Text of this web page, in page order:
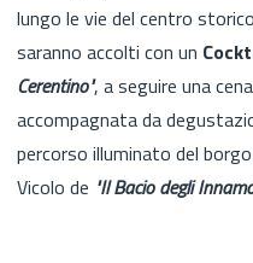
lungo le vie del centro
saranno accolti con un
Cerentino", a seguire una
accompagnata da
percorso illuminato del
Vicolo de "Il Bacio degli